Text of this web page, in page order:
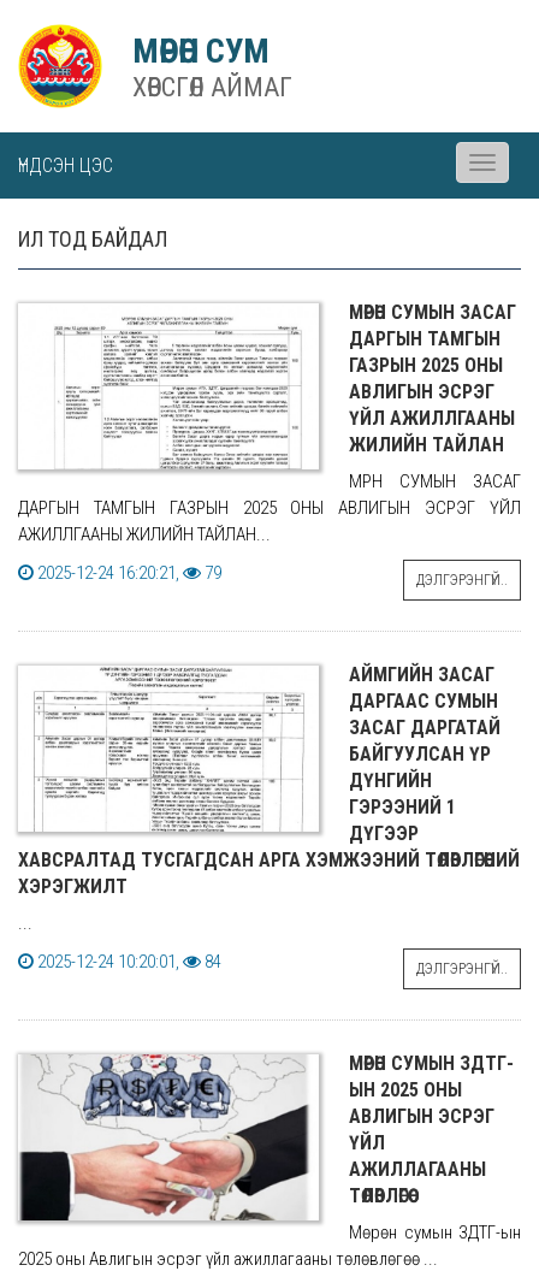
МӨРӨН СУМ
ХӨВСГӨЛ АЙМАГ
ҮНДСЭН ЦЭС
Toggle
ИЛ ТОД БАЙДАЛ
МӨРӨН СУМЫН ЗАСАГ
ДАРГЫН ТАМГЫН
ГАЗРЫН 2025 ОНЫ
АВЛИГЫН ЭСРЭГ
ҮЙЛ АЖИЛЛГААНЫ
ЖИЛИЙН ТАЙЛАН
МӨРӨН СУМЫН ЗАСАГ
ДАРГЫН ТАМГЫН ГАЗРЫН 2025 ОНЫ АВЛИГЫН ЭСРЭГ ҮЙЛ
АЖИЛЛГААНЫ ЖИЛИЙН ТАЙЛАН...
2025-12-24 16:20:21,
79 ДЭЛГЭРЭНГҮЙ..
АЙМГИЙН ЗАСАГ
ДАРГААС СУМЫН
ЗАСАГ ДАРГАТАЙ
БАЙГУУЛСАН ҮР
ДҮНГИЙН
ГЭРЭЭНИЙ 1
ДҮГЭЭР
ХАВСРАЛТАД ТУСГАГДСАН АРГА ХЭМЖЭЭНИЙ ТӨЛӨВЛӨГӨӨНИЙ
ХЭРЭГЖИЛТ
...
2025-12-24 10:20:01,
84 ДЭЛГЭРЭНГҮЙ..
МӨРӨН СУМЫН ЗДТГ-
ЫН 2025 ОНЫ
АВЛИГЫН ЭСРЭГ
ҮЙЛ
АЖИЛЛАГААНЫ
ТӨЛӨВЛӨГӨӨ
Мөрөн сумын ЗДТГ-ын
2025 оны Авлигын эсрэг үйл ажиллагааны төлөвлөгөө ...